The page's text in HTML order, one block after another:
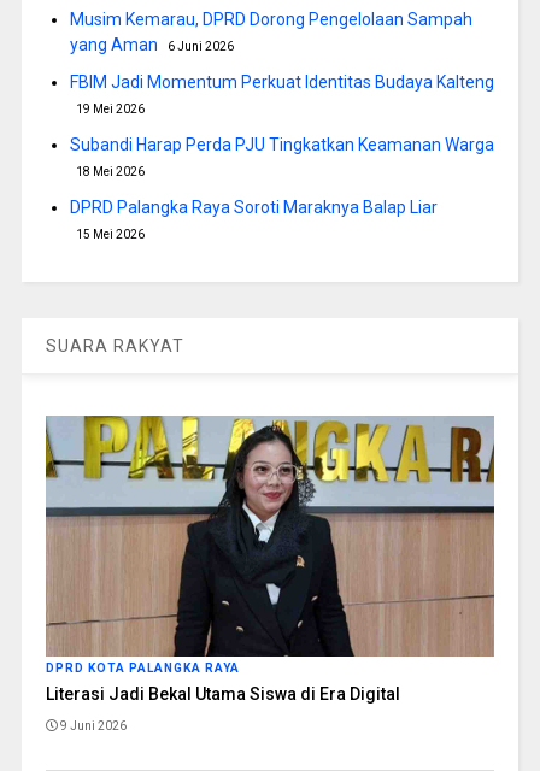
Musim Kemarau, DPRD Dorong Pengelolaan Sampah
yang Aman
6 Juni 2026
FBIM Jadi Momentum Perkuat Identitas Budaya Kalteng
19 Mei 2026
Subandi Harap Perda PJU Tingkatkan Keamanan Warga
18 Mei 2026
DPRD Palangka Raya Soroti Maraknya Balap Liar
15 Mei 2026
SUARA RAKYAT
DPRD KOTA PALANGKA RAYA
Literasi Jadi Bekal Utama Siswa di Era Digital
9 Juni 2026